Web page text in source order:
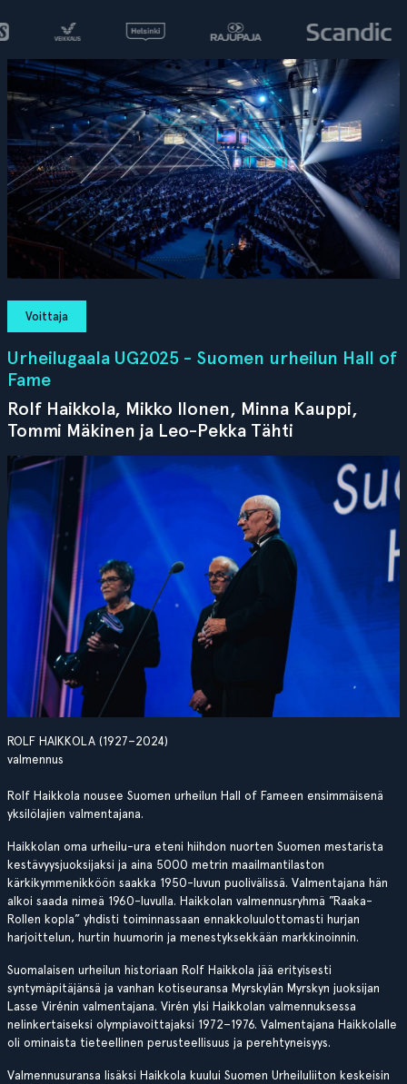
Voittaja
Urheilugaala UG2025 - Suomen urheilun Hall of
Fame
Rolf Haikkola, Mikko Ilonen, Minna Kauppi,
Tommi Mäkinen ja Leo-Pekka Tähti
ROLF HAIKKOLA (1927–2024)
valmennus
Rolf Haikkola nousee Suomen urheilun Hall of Fameen ensimmäisenä
yksilölajien valmentajana.
Haikkolan oma urheilu-ura eteni hiihdon nuorten Suomen mestarista
kestävyysjuoksijaksi ja aina 5000 metrin maailmantilaston
kärkikymmenikköön saakka 1950-luvun puolivälissä. Valmentajana hän
alkoi saada nimeä 1960-luvulla. Haikkolan valmennusryhmä ”Raaka-
Rollen kopla” yhdisti toiminnassaan ennakkoluulottomasti hurjan
harjoittelun, hurtin huumorin ja menestyksekkään markkinoinnin.
Suomalaisen urheilun historiaan Rolf Haikkola jää erityisesti
syntymäpitäjänsä ja vanhan kotiseuransa Myrskylän Myrskyn juoksijan
Lasse Virénin valmentajana. Virén ylsi Haikkolan valmennuksessa
nelinkertaiseksi olympiavoittajaksi 1972–1976. Valmentajana Haikkolalle
oli ominaista tieteellinen perusteellisuus ja perehtyneisyys.
Valmennusuransa lisäksi Haikkola kuului Suomen Urheiluliiton keskeisin